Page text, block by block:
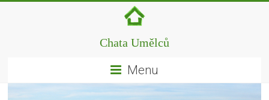
Chata Umělců
Menu